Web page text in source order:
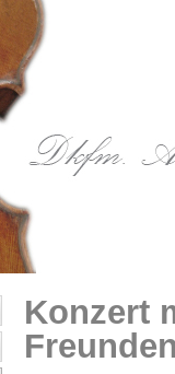
Konzert